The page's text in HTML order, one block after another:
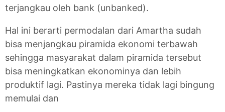
terjangkau oleh bank (unbanked).
Hal ini berarti permodalan dari Amartha sudah
bisa menjangkau piramida ekonomi terbawah
sehingga masyarakat dalam piramida tersebut
bisa meningkatkan ekonominya dan lebih
produktif lagi. Pastinya mereka tidak lagi bingung
memulai dan